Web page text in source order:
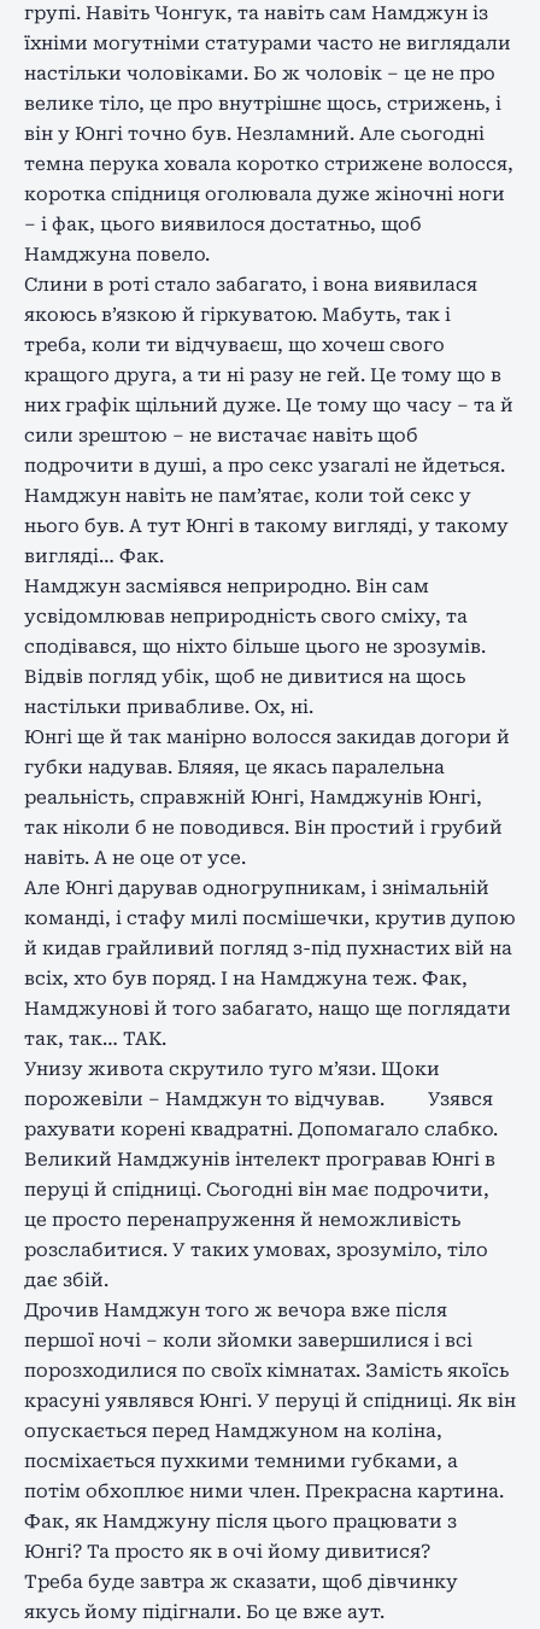
групі. Навіть Чонгук, та навіть сам Намджун із
їхніми могутніми статурами часто не виглядали
настільки чоловіками. Бо ж чоловік – це не про
велике тіло, це про внутрішнє щось, стрижень, і
він у Юнгі точно був. Незламний. Але сьогодні
темна перука ховала коротко стрижене волосся,
коротка спідниця оголювала дуже жіночні ноги
– і фак, цього виявилося достатньо, щоб
Намджуна повело.
Слини в роті стало забагато, і вона виявилася
якоюсь в’язкою й гіркуватою. Мабуть, так і
треба, коли ти відчуваєш, що хочеш свого
кращого друга, а ти ні разу не гей. Це тому що в
них графік щільний дуже. Це тому що часу – та й
сили зрештою – не вистачає навіть щоб
подрочити в душі, а про секс узагалі не йдеться.
Намджун навіть не пам’ятає, коли той секс у
нього був. А тут Юнгі в такому вигляді, у такому
вигляді… Фак.
Намджун засміявся неприродно. Він сам
усвідомлював неприродність свого сміху, та
сподівався, що ніхто більше цього не зрозумів.
Відвів погляд убік, щоб не дивитися на щось
настільки привабливе. Ох, ні.
Юнгі ще й так манірно волосся закидав догори й
губки надував. Бляяя, це якась паралельна
реальність, справжній Юнгі, Намджунів Юнгі,
так ніколи б не поводився. Він простий і грубий
навіть. А не оце от усе.
Але Юнгі дарував одногрупникам, і знімальній
команді, і стафу милі посмішечки, крутив дупою
й кидав грайливий погляд з-під пухнастих вій на
всіх, хто був поряд. І на Намджуна теж. Фак,
Намджунові й того забагато, нащо ще поглядати
так, так… ТАК.
Унизу живота скрутило туго м’язи. Щоки
порожевіли – Намджун то відчував. Узявся
рахувати корені квадратні. Допомагало слабко.
Великий Намджунів інтелект програвав Юнгі в
перуці й спідниці. Сьогодні він має подрочити,
це просто перенапруження й неможливість
розслабитися. У таких умовах, зрозуміло, тіло
дає збій.
Дрочив Намджун того ж вечора вже після
першої ночі – коли зйомки завершилися і всі
порозходилися по своїх кімнатах. Замість якоїсь
красуні уявлявся Юнгі. У перуці й спідниці. Як він
опускається перед Намджуном на коліна,
посміхається пухкими темними губками, а
потім обхоплює ними член. Прекрасна картина.
Фак, як Намджуну після цього працювати з
Юнгі? Та просто як в очі йому дивитися?
Треба буде завтра ж сказати, щоб дівчинку
якусь йому підігнали. Бо це вже аут.